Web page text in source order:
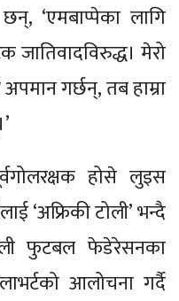
‘एमबाप्पेका लागि
मेरो
गर्छन्, तब हाम्रा
होसे लुइस
‘अफ्रिकी टोली’ भन्दै
फुटबल फेडेरेसनका
आलोचना गर्दै